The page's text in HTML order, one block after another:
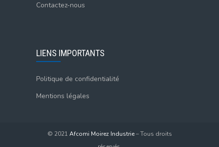
Contactez-nous
LIENS IMPORTANTS
Politique de confidentialité
Mentions légales
© 2021 Afcomi Moirez Industrie– Tous droits